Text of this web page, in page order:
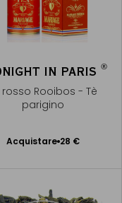
IN PARIS ®
rosso Rooibos - Tè
parigino
Acquistare 28 €
Aggiungere